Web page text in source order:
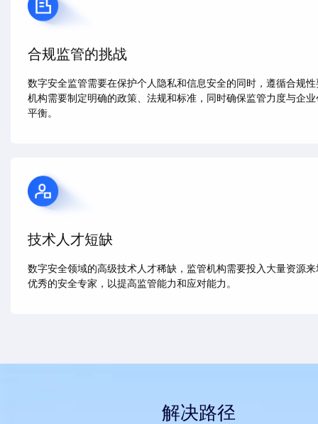
合规监管的挑战
数字安全监管需要在保护个人隐私和信息安全的同时，遵循合规
机构需要制定明确的政策、法规和标准，同时确保监管力度与企
平衡。
技术人才短缺
数字安全领域的高级技术人才稀缺，监管机构需要投入大量资源
优秀的安全专家，以提高监管能力和应对能力。
解决路径